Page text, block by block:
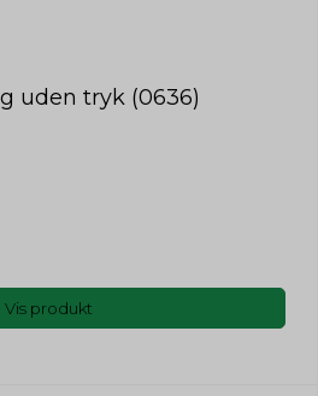
uden tryk (0636)
Vis produkt